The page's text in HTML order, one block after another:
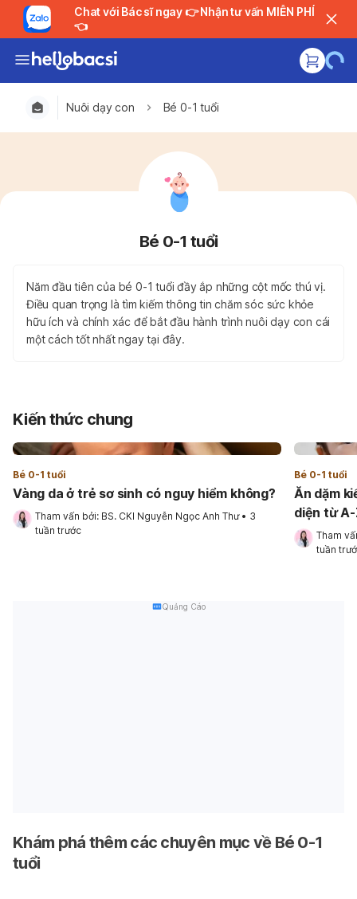
Chat với Bác sĩ ngay 👉 Nhận tư vấn MIỄN PHÍ
👈
Nuôi dạy con Bé 0-1 tuổi
Bé 0-1 tuổi
Năm đầu tiên của bé 0-1 tuổi đầy ắp những cột mốc thú vị.
Điều quan trọng là tìm kiếm thông tin chăm sóc sức khỏe
hữu ích và chính xác để bắt đầu hành trình nuôi dạy con cái
một cách tốt nhất ngay tại đây.
Kiến thức chung
Bé 0-1 tuổi
Vàng da ở trẻ sơ sinh có nguy hiểm không?
Tham vấn bởi: BS. CKI Nguyễn Ngọc Anh Thư • 3
tuần trước
Bé 0-1 tuổi
Ăn dặm
diện từ
Tham
tuần
Quảng Cáo
Khám phá thêm các chuyên mục về Bé 0-1
tuổi